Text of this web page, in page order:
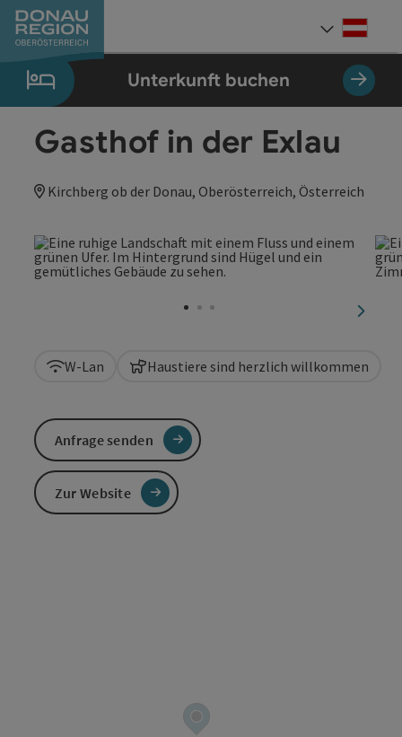
Zum Inhalt
Zur Navigation
Zum Seitenanfang
Zur Kontaktseite
Zum Impressum
Zur Startseite
Unterkunft buchen
Gasthof in der Exlau
Kirchberg ob der Donau, Oberösterreich, Österreich
W-Lan Haustiere sind herzlich willkommen
Anfrage senden
Zur Website